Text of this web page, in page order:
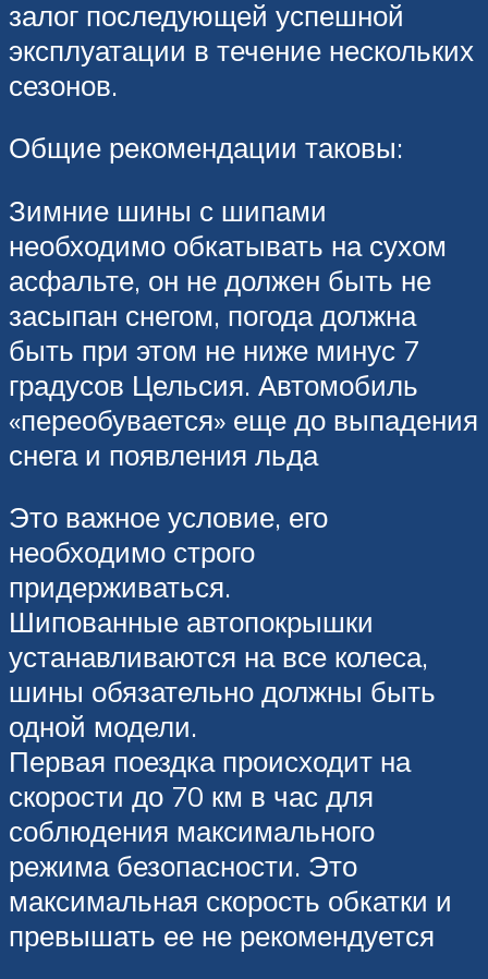
залог последующей успешной
эксплуатации в течение нескольких
сезонов.
Общие рекомендации таковы:
Зимние шины с шипами
необходимо обкатывать на сухом
асфальте, он не должен быть не
засыпан снегом, погода должна
быть при этом не ниже минус 7
градусов Цельсия. Автомобиль
«переобувается» еще до выпадения
снега и появления льда
Это важное условие, его
необходимо строго
придерживаться.
Шипованные автопокрышки
устанавливаются на все колеса,
шины обязательно должны быть
одной модели.
Первая поездка происходит на
скорости до 70 км в час для
соблюдения максимального
режима безопасности. Это
максимальная скорость обкатки и
превышать ее не рекомендуется